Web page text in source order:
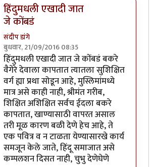
हिंदुमधली एखादी जात
जे कोंबडं
संदीप डांगे
बुधवार, 21/09/2016 08:35
In reply toये बात हजम नही हुई. इस्कटून
हिंदुमधली एखादी जात जे कोंबडं बकरे
वैगेरे देवाला कापतात त्यातला सुशिक्षित
वर्ग ह्या प्रथा सोडून आहे, मुस्लिमांमध्ये
मात्र असे काही नाही, श्रीमंत गरीब,
शिक्षित अशिक्षित सर्वच ईदला बकरे
कापतात, खाण्यासाठी वापरत असाल
तरी मूळ कारण बळी देणे हेच आहे, ते
एक पवित्र व न टाळता येण्यासारखे कार्य
समजून केले जाते, हिंदू समाजात असे
कम्पलशन दिसत नाही, चुभु देणेघेणे